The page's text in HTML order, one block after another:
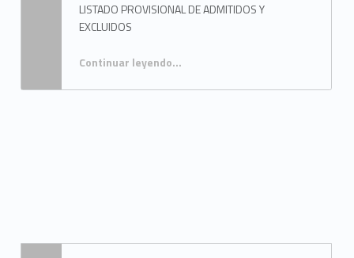
LISTADO PROVISIONAL DE ADMITIDOS Y
EXCLUIDOS
Continuar leyendo…